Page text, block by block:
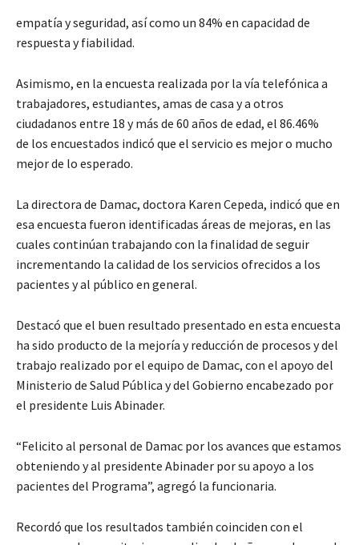
empatía y seguridad, así como un 84% en capacidad de
respuesta y fiabilidad.
Asimismo, en la encuesta realizada por la vía telefónica a
trabajadores, estudiantes, amas de casa y a otros
ciudadanos entre 18 y más de 60 años de edad, el 86.46%
de los encuestados indicó que el servicio es mejor o mucho
mejor de lo esperado.
La directora de Damac, doctora Karen Cepeda, indicó que en
esa encuesta fueron identificadas áreas de mejoras, en las
cuales continúan trabajando con la finalidad de seguir
incrementando la calidad de los servicios ofrecidos a los
pacientes y al público en general.
Destacó que el buen resultado presentado en esta encuesta
ha sido producto de la mejoría y reducción de procesos y del
trabajo realizado por el equipo de Damac, con el apoyo del
Ministerio de Salud Pública y del Gobierno encabezado por
el presidente Luis Abinader.
“Felicito al personal de Damac por los avances que estamos
obteniendo y al presidente Abinader por su apoyo a los
pacientes del Programa”, agregó la funcionaria.
Recordó que los resultados también coinciden con el